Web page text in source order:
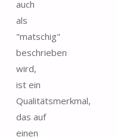
auch
als
"matschig"
beschrieben
wird,
ist ein
Qualitätsmerkmal,
das auf
einen